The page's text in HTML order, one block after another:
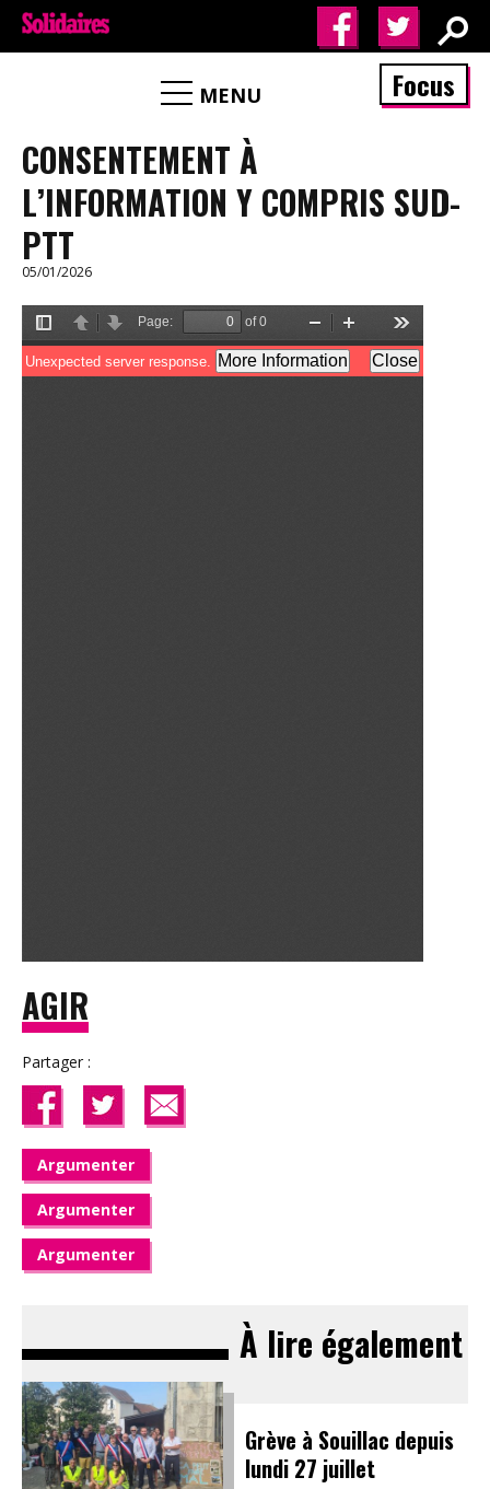
MENU Focus
CONSENTEMENT À
L’INFORMATION Y COMPRIS SUD-
PTT
05/01/2026
AGIR
Partager :
Argumenter
Argumenter
Argumenter
À lire également
Grève à Souillac depuis
lundi 27 juillet